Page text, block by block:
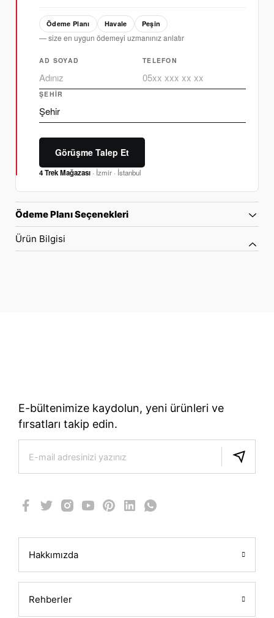
Ödeme Planı Havale Peşin
— size en uygun ödemeyi uzmanınız anlatır
AD SOYAD TELEFON
ŞEHIR
Görüşme Talep Et
4 Trek Mağazası · İzmir · İstanbul
Ödeme Planı Seçenekleri
Ürün Bilgisi
E-bültenimize kaydolun, yeni ürünleri ve
fırsatları takip edin.
Hakkımızda
Rehberler